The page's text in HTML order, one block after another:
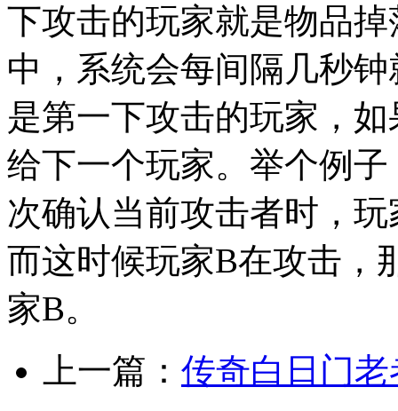
下攻击的玩家就是物品
中，系统会每间隔几秒
是第一下攻击的玩家，
给下一个玩家。举个例
次确认当前攻击者时，
而这时候玩家B在攻击，
家B。
上一篇： 传奇白日门